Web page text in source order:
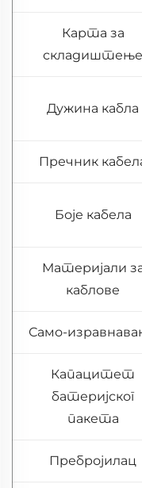
Карта за
складиштење
Дужина кабла
Пречник
Боје кабела
Материјали
каблове
Само-
Капацитет
батеријског
пакета
Пребројилац